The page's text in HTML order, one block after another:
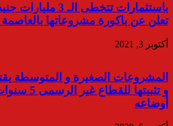
باستثمارات تتخطى
تعلن عن باكورة مشروعاتها بالعاصمة
أكتوبر 3, 2021
المشروعات الصغيرة و المتوسطة
و تثبيتها
أوضاعه